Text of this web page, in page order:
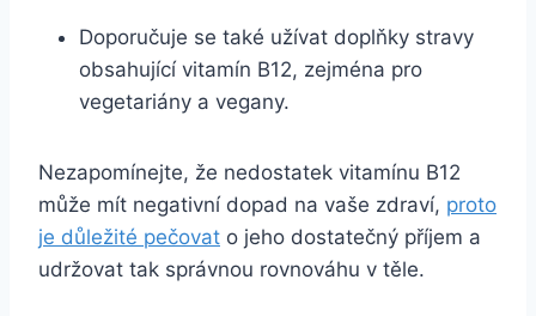
Doporučuje se také užívat doplňky stravy
obsahující vitamín B12, zejména pro
vegetariány a vegany.
Nezapomínejte, že nedostatek vitamínu B12
může mít negativní dopad na vaše zdraví, proto
je důležité pečovat o jeho dostatečný příjem a
udržovat tak správnou rovnováhu v těle.